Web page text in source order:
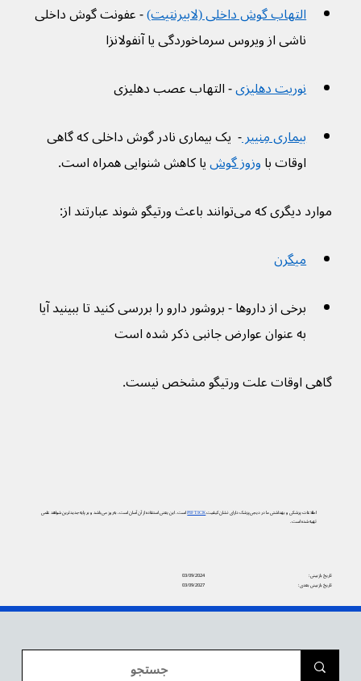
التهاب گوش داخلی (لابیرنتیت) - عفونت گوش داخلی
ناشی از ویروس سرماخوردگی یا آنفولانزا
نوریت دهلیزی - التهاب عصب دهلیزی
بیماری مِنییر -  یک بیماری نادر گوش داخلی که گاهی
اوقات با وزوز گوش یا کاهش شنوایی همراه است.
موارد دیگری که می‌توانند باعث ورتیگو شوند عبارتند از:
میگرن
برخی از داروها - بروشور دارو را بررسی کنید تا ببینید آیا
به عنوان عوارض جانبی ذکر شده است
گاهی اوقات علت ورتیگو مشخص نیست.
اطلاعات پزشکی و بهداشتی ما در دیجی‌پزشک دارای نشان کیفیتPIF TICKاست. این یعنی استفاده از آن آسان است، به‌روز می‌باشد و بر پایه جدیدترین شواهد علمی
تهیه شده است.
03/09/2024
تاریخ بازبینی:
03/09/2027
تاریخ بازبینی بعدی: